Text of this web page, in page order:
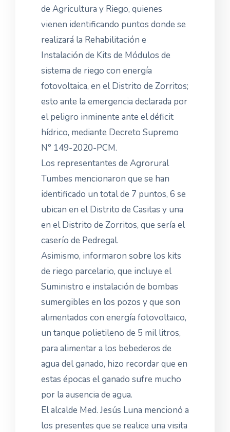
de Agricultura y Riego, quienes
vienen identificando puntos donde se
realizará la Rehabilitación e
Instalación de Kits de Módulos de
sistema de riego con energía
fotovoltaica, en el Distrito de Zorritos;
esto ante la emergencia declarada por
el peligro inminente ante el déficit
hídrico, mediante Decreto Supremo
N° 149-2020-PCM.
Los representantes de Agrorural
Tumbes mencionaron que se han
identificado un total de 7 puntos, 6 se
ubican en el Distrito de Casitas y una
en el Distrito de Zorritos, que sería el
caserío de Pedregal.
Asimismo, informaron sobre los kits
de riego parcelario, que incluye el
Suministro e instalación de bombas
sumergibles en los pozos y que son
alimentados con energía fotovoltaico,
un tanque polietileno de 5 mil litros,
para alimentar a los bebederos de
agua del ganado, hizo recordar que en
estas épocas el ganado sufre mucho
por la ausencia de agua.
El alcalde Med. Jesús Luna mencionó a
los presentes que se realice una visita